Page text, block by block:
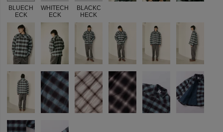
BLUECH
ECK
WHITECH
ECK
BLACKC
HECK